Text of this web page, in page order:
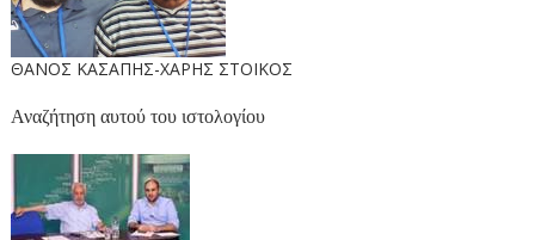
ΘΑΝΟΣ ΚΑΣΑΠΗΣ-ΧΑΡΗΣ ΣΤΟΙΚΟΣ
Αναζήτηση αυτού του ιστολογίου